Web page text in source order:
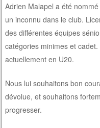
Adrien Malapel a été
un inconnu dans le club.
des différentes équipes
catégories minimes et
actuellement en U20.
Nous lui souhaitons bon
dévolue, et souhaitons
progresser.